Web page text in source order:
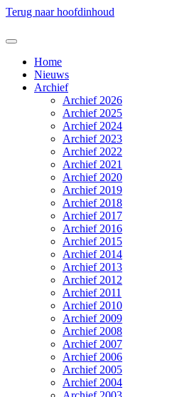
Terug naar hoofdinhoud
Home
Nieuws
Archief
Archief 2026
Archief 2025
Archief 2024
Archief 2023
Archief 2022
Archief 2021
Archief 2020
Archief 2019
Archief 2018
Archief 2017
Archief 2016
Archief 2015
Archief 2014
Archief 2013
Archief 2012
Archief 2011
Archief 2010
Archief 2009
Archief 2008
Archief 2007
Archief 2006
Archief 2005
Archief 2004